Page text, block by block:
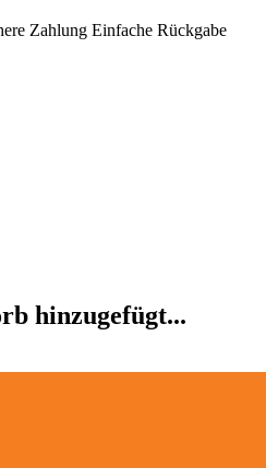
Zahlung Einfache Rückgabe
hinzugefügt...